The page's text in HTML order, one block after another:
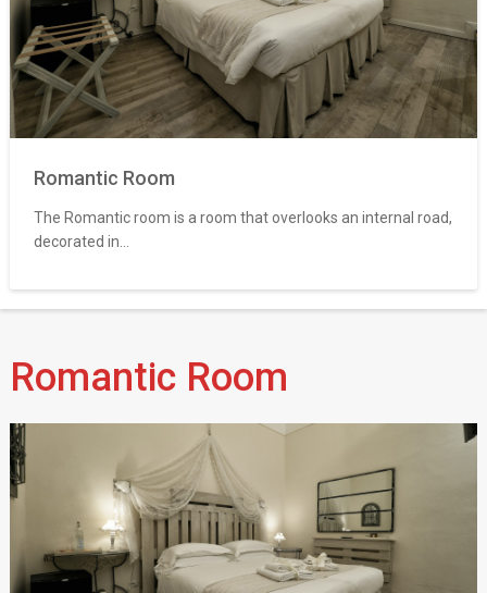
Romantic Room
The Romantic room is a room that overlooks an internal road,
decorated in...
Romantic Room